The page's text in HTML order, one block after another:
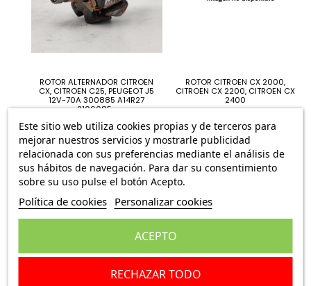
ROTOR ALTERNADOR CITROEN
CX, CITROEN C25, PEUGEOT J5
12V-70A 300885 A14R27
2106085...
49,83 €
ROTOR CITROEN CX 2000,
CITROEN CX 2200, CITROEN CX
2400
Este sitio web utiliza cookies propias y de terceros para
mejorar nuestros servicios y mostrarle publicidad
relacionada con sus preferencias mediante el análisis de
sus hábitos de navegación. Para dar su consentimiento
sobre su uso pulse el botón Acepto.
Política de cookies Personalizar cookies
RECHAZAR TODO
ACEPTO